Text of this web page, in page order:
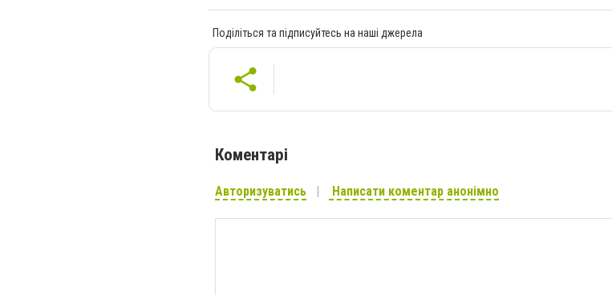
Поділіться та підписуйтесь на наші джерела
Коментарі
Авторизуватись Написати коментар анонімно